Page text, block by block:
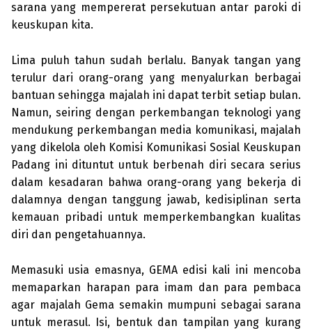
sarana yang mempererat persekutuan antar paroki di
keuskupan kita.
Lima puluh tahun sudah berlalu. Banyak tangan yang
terulur dari orang-orang yang menyalurkan berbagai
bantuan sehingga majalah ini dapat terbit setiap bulan.
Namun, seiring dengan perkembangan teknologi yang
mendukung perkembangan media komunikasi, majalah
yang dikelola oleh Komisi Komunikasi Sosial Keuskupan
Padang ini dituntut untuk berbenah diri secara serius
dalam kesadaran bahwa orang-orang yang bekerja di
dalamnya dengan tanggung jawab, kedisiplinan serta
kemauan pribadi untuk memperkembangkan kualitas
diri dan pengetahuannya.
Memasuki usia emasnya, GEMA edisi kali ini mencoba
memaparkan harapan para imam dan para pembaca
agar majalah Gema semakin mumpuni sebagai sarana
untuk merasul. Isi, bentuk dan tampilan yang kurang